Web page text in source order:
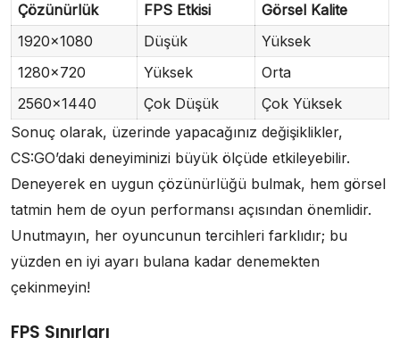
Çözünürlük FPS Etkisi
Görsel Kalite
1920×1080
Düşük
Yüksek
1280×720
Yüksek
Orta
2560×1440
Çok Düşük
Çok Yüksek
Sonuç olarak, üzerinde yapacağınız değişiklikler,
CS:GO’daki deneyiminizi büyük ölçüde etkileyebilir.
Deneyerek en uygun çözünürlüğü bulmak, hem görsel
tatmin hem de oyun performansı açısından önemlidir.
Unutmayın, her oyuncunun tercihleri farklıdır; bu
yüzden en iyi ayarı bulana kadar denemekten
çekinmeyin!
FPS Sınırları